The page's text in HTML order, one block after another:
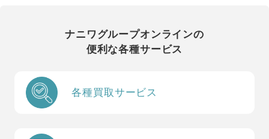
ナニワグループオンラインの
便利な各種サービス
各種買取サービス